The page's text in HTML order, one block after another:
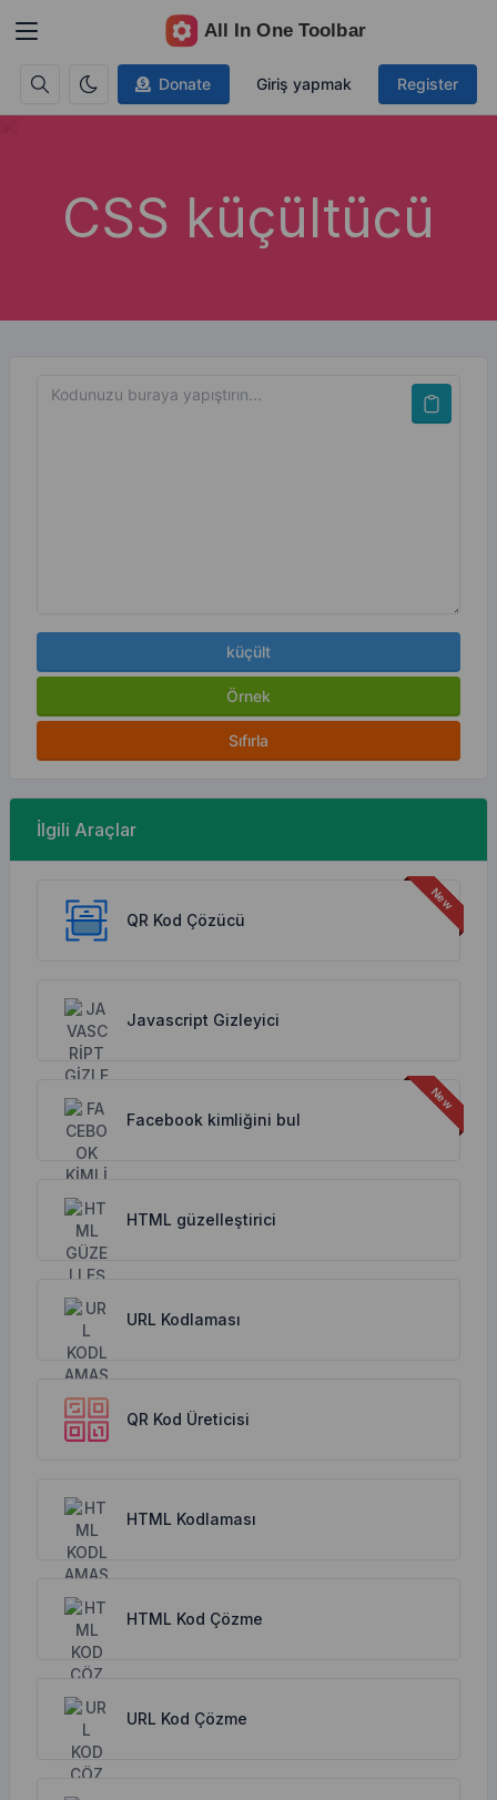
Donate Giriş yapmak Register
CSS küçültücü
küçült
Örnek
Sıfırla
İlgili Araçlar
QR Kod Çözücü
Javascript Gizleyici
Facebook kimliğini bul
HTML güzelleştirici
URL Kodlaması
QR Kod Üreticisi
HTML Kodlaması
HTML Kod Çözme
URL Kod Çözme